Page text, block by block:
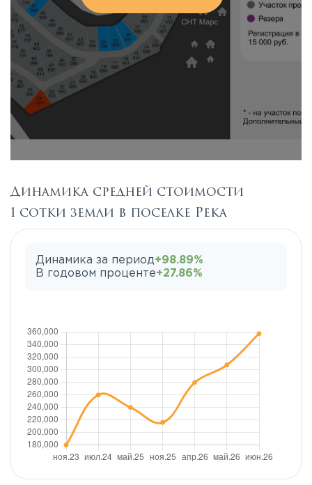
Динамика средней стоимости
1 сотки земли в поселке Река
Динамика за период+98.89%
В годовом проценте+27.86%